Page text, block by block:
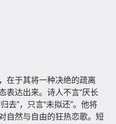
在于其将一种决绝的疏离
表达出来。诗人不言“厌长
去”，只言“未拟还”。他将
自然与自由的狂热恋歌。短